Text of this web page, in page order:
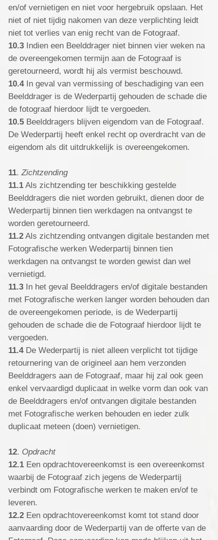
en/of vernietigen en niet voor hergebruik opslaan. Het
niet of niet tijdig nakomen van deze verplichting leidt
niet tot verlies van enig recht van de Fotograaf.
10.3Indien een Beelddrager niet binnen vier weken na
de overeengekomen termijn aan de Fotograaf is
geretourneerd, wordt hij als vermist beschouwd.
10.4In geval van vermissing of beschadiging van een
Beelddrager is de Wederpartij gehouden de schade die
de fotograaf hierdoor lijdt te vergoeden.
10.5Beelddragers blijven eigendom van de Fotograaf.
De Wederpartij heeft enkel recht op overdracht van de
eigendom als dit uitdrukkelijk is overeengekomen.
11.Zichtzending
11.1Als zichtzending ter beschikking gestelde
Beelddragers die niet worden gebruikt, dienen door de
Wederpartij binnen tien werkdagen na ontvangst te
worden geretourneerd.
11.2Als zichtzending ontvangen digitale bestanden met
Fotografische werken Wederpartij binnen tien
werkdagen na ontvangst te worden gewist dan wel
vernietigd.
11.3In het geval Beelddragers en/of digitale bestanden
met Fotografische werken langer worden behouden dan
de overeengekomen periode, is de Wederpartij
gehouden de schade die de Fotograaf hierdoor lijdt te
vergoeden.
11.4De Wederpartij is niet alleen verplicht tot tijdige
retournering van de origineel aan hem verzonden
Beelddragers aan de Fotograaf, maar hij zal ook geen
enkel vervaardigd duplicaat in welke vorm dan ook van
de Beelddragers en/of ontvangen digitale bestanden
met Fotografische werken behouden en ieder zulk
duplicaat meteen (doen) vernietigen.
12. Opdracht
12.1Een opdrachtovereenkomst is een overeenkomst
waarbij de Fotograaf zich jegens de Wederpartij
verbindt om Fotografische werken te maken en/of te
leveren.
12.2Een opdrachtovereenkomst komt tot stand door
aanvaarding door de Wederpartij van de offerte van de